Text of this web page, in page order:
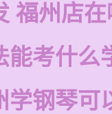
福州店
能考什么
学钢琴可